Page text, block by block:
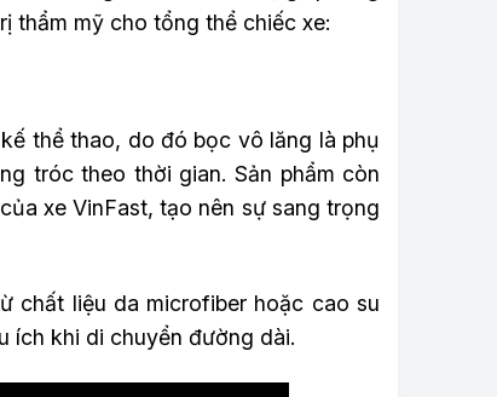
thẩm mỹ cho tổng thể chiếc xe:
thể thao, do đó bọc vô lăng là phụ
tróc theo thời gian. Sản phẩm còn
xe VinFast, tạo nên sự sang trọng
chất liệu da microfiber hoặc cao su
ích khi di chuyển đường dài.